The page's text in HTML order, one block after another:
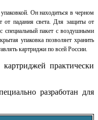
Он находиться в черном
от падания света. Для защиты от
специальный пакет с воздушными
упаковка позволяет хранить
картриджи по всей России.
практически
разработан для